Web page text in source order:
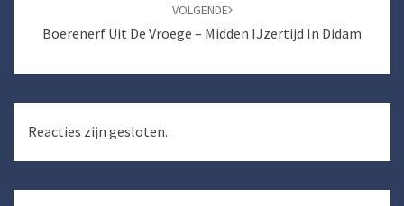
VOLGENDE
Boerenerf Uit De Vroege – Midden IJzertijd In Didam
Reacties zijn gesloten.